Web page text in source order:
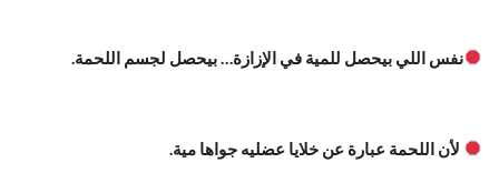
نفس اللي بيحصل للمية في الإزازة… بيحصل لجسم اللحمة.
لأن اللحمة عبارة عن خلايا عضليه جواها مية.